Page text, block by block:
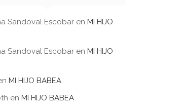
Sandoval Escobar en MI HIJO
Sandoval Escobar en MI HIJO
MI HIJO BABEA
en MI HIJO BABEA